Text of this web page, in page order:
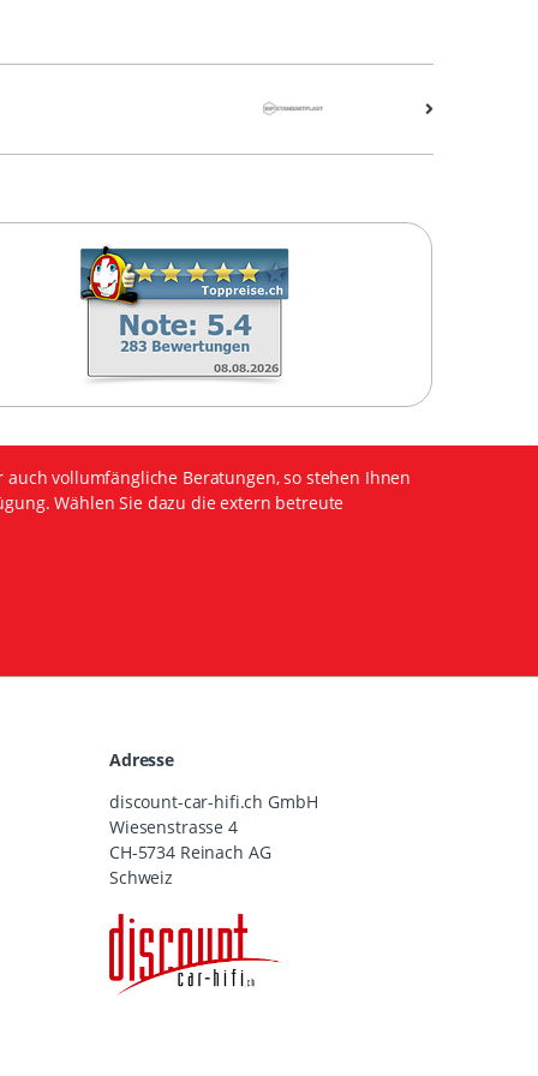
vollumfängliche Beratungen, so stehen Ihnen
Wählen Sie dazu die extern betreute
Adresse
discount-car-hifi.ch GmbH
Wiesenstrasse 4
CH-5734 Reinach AG
Schweiz